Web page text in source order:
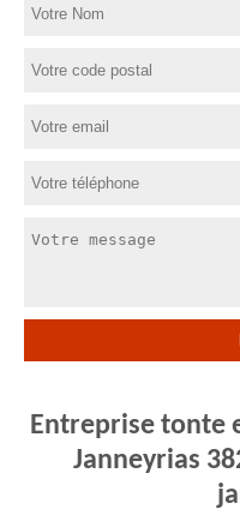
Entreprise tonte
Janneyrias